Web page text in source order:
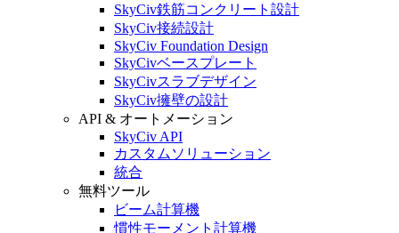
SkyCiv鉄筋コンクリート設計
SkyCiv接続設計
SkyCiv Foundation Design
SkyCivベースプレート
SkyCivスラブデザイン
SkyCiv擁壁の設計
API & オートメーション
SkyCiv API
カスタムソリューション
統合
無料ツール
ビーム計算機
慣性モーメント計算機